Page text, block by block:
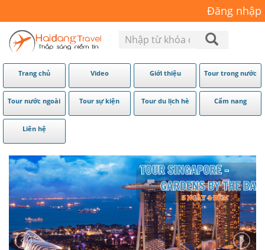
Đăng nhập
Trang chủ Video Giới thiệu Tour trong nước
Tour nước ngoài Tour sự kiện Tour du lịch hè Cẩm nang
Liên hệ